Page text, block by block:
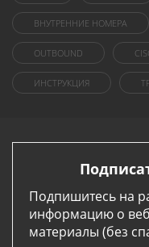
ВНУТРЕННИЕ НОМЕРА
OUTBOUND
ИНСТРУКЦИЯ
Подпишитесь на
информацию о
материалы (без